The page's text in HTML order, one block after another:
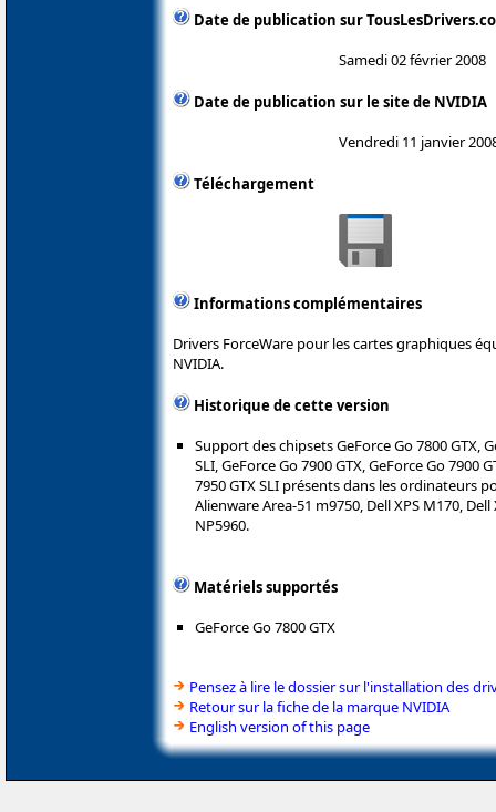
Date de publication sur
Samedi 02 février 2008
Date de publication sur le site de NVIDIA
Vendredi 11 janvier
Téléchargement
Informations complémentaires
Drivers ForceWare pour les cartes graphiques
NVIDIA.
Historique de cette version
Support des chipsets GeForce Go 7800 GTX,
SLI, GeForce Go 7900 GTX, GeForce Go 7900
7950 GTX SLI présents dans les ordinateurs
Alienware Area-51 m9750, Dell XPS M170,
NP5960.
Matériels supportés
GeForce Go 7800 GTX
Pensez à lire le dossier sur l'installation des
Retour sur la fiche de la marque NVIDIA
English version of this page